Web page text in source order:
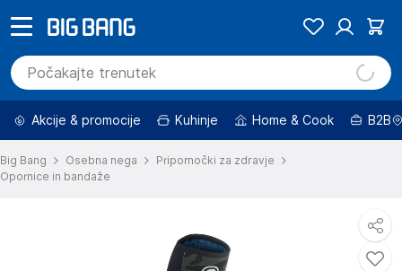
Akcije & promocije Kuhinje Home & Cook B2B
Big Bang Osebna nega
Pripomočki za zdravje
Opornice in bandaže